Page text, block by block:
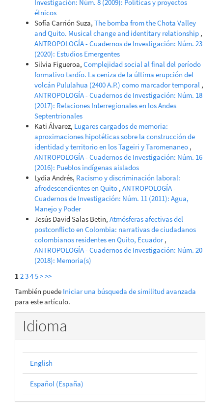
Investigación: Núm. 8 (2009): Políticas y proyectos
étnicos
Sofía Carrión Suza, The bomba from the Chota Valley
and Quito. Musical change and identitary relationship ,
ANTROPOLOGÍA - Cuadernos de Investigación: Núm. 23
(2020): Estudios Emergentes
Silvia Figueroa, Complejidad social al final del período
formativo tardío. La ceniza de la última erupción del
volcán Pululahua (2400 A.P.) como marcador temporal ,
ANTROPOLOGÍA - Cuadernos de Investigación: Núm. 18
(2017): Relaciones Interregionales en los Andes
Septentrionales
Kati Álvarez, Lugares cargados de memoria:
aproximaciones hipotéticas sobre la construcción de
identidad y territorio en los Tageiri y Taromenaneo ,
ANTROPOLOGÍA - Cuadernos de Investigación: Núm. 16
(2016): Pueblos indígenas aislados
Lydia Andrés, Racismo y discriminación laboral:
afrodescendientes en Quito , ANTROPOLOGÍA -
Cuadernos de Investigación: Núm. 11 (2011): Agua,
Manejo y Poder
Jesús David Salas Betin, Atmósferas afectivas del
postconflicto en Colombia: narrativas de ciudadanos
colombianos residentes en Quito, Ecuador,
ANTROPOLOGÍA - Cuadernos de Investigación: Núm. 20
(2018): Memoria(s)
1 2345>>>
También puede Iniciar una búsqueda de similitud avanzada
para este artículo.
Idioma
English
Español (España)